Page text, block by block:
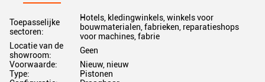
Toepasselijke
sectoren:
Hotels, kledingwinkels, winkels voor
bouwmaterialen, fabrieken, reparatieshops
voor machines, fabrie
Locatie van de
showroom:
Geen
Voorwaarde:
Nieuw, nieuw
Type:
Pistonen